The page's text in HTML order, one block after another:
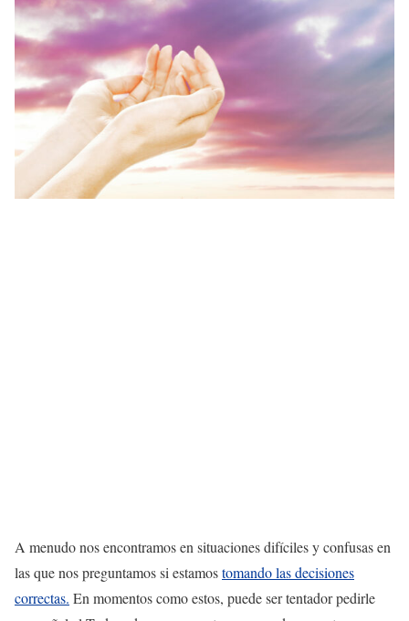
A menudo nos encontramos en situaciones difíciles y confusas en
las que nos preguntamos si estamostomando las decisiones
correctas. En momentos como estos, puede ser tentador pedirle